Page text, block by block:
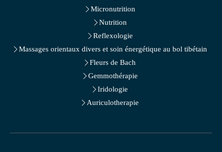
Micronutrition
Nutrition
Reflexologie
Massages orientaux divers et soin énergétique au bol tibétain
Fleurs de Bach
Gemmothérapie
Iridologie
Auriculotherapie